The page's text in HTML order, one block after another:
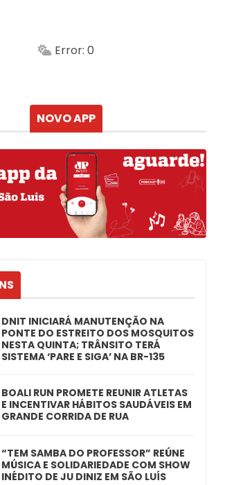
Min.
Error: 0
NOVO APP
DNIT INICIARÁ MANUTENÇÃO NA
PONTE DO ESTREITO DOS MOSQUITOS
NESTA QUINTA; TRÂNSITO TERÁ
SISTEMA ‘PARE E SIGA’ NA BR-135
BOALI RUN PROMETE REUNIR ATLETAS
E INCENTIVAR HÁBITOS SAUDÁVEIS EM
GRANDE CORRIDA DE RUA
“TEM SAMBA DO PROFESSOR” REÚNE
MÚSICA E SOLIDARIEDADE COM SHOW
INÉDITO DE JU DINIZ EM SÃO LUÍS